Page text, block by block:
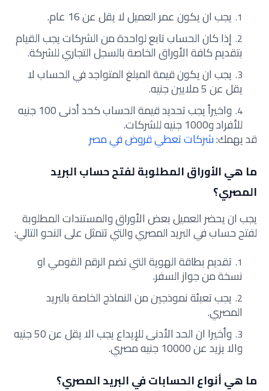
يجب ان يكون عمر العميل لا يقل عن 16 عام.
إذا كان الحساب تابع لواحدة من الشركات يجب القيام
بتقديم كافة الأوراق الخاصة بالسجل التجاري للشركة.
يجب ان يكون قيمة المبلغ المتواجد في الحساب لا
يقل عن 5 ملايين جنيه.
واخيراً يجب تحديد قيمة الحساب كحد أدنى 100 جنيه
للأفراد و1000 جنيه للشركات.
قد يهمك:شركات تعطي قروض في مصر
ما هي الأوراق المطلوبة لفتح حساب البريد
المصري؟
يجب ان يحضر العميل بعض الأوراق والمستندات المطلوبة
لفتح حساب في البريد المصري والتي تتمثل على النحو التالي:
تقديم بطاقة الهوية التي تضم الرقم القومي او
نسخة من جواز السفر.
يجب تعبئة نموذجين من النماذج الخاصة بالبريد
المصري.
وأخيرا ان الحد الأدنى للإيداع يجب الا يقل عن 50 جنيه
والا يزيد عن 10000 جنيه مصري.
ما هي أنواع الحسابات في البريد المصري؟